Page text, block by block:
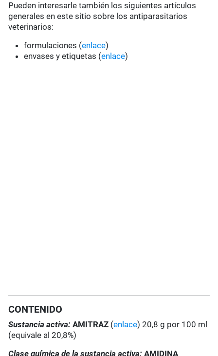
Pueden interesarle también los siguientes artículos
generales en este sitio sobre los antiparasitarios
veterinarios:
formulaciones (enlace)
envases y etiquetas (enlace)
CONTENIDO
Sustancia activa:AMITRAZ (enlace) 20,8 g por 100 ml
(equivale al 20,8%)
Clase química de la sustancia activa: AMIDINA